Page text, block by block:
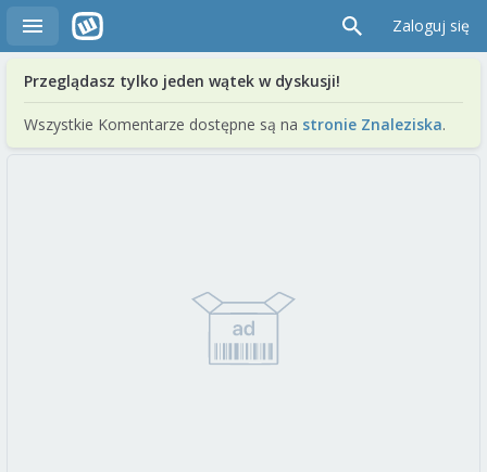
Zaloguj się
Przeglądasz tylko jeden wątek w dyskusji!
Wszystkie Komentarze dostępne są na stronie Znaleziska.